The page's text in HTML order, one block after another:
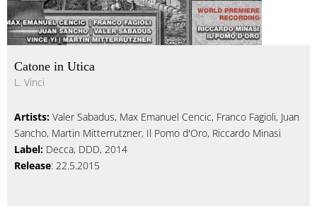
Catone in Utica
L. Vinci
Artists: Valer Sabadus, Max Emanuel Cencic, Franco Fagioli, Juan
Sancho, Martin Mitterrutzner, Il Pomo d'Oro, Riccardo Minasi
Label: Decca, DDD, 2014
Release: 22.5.2015